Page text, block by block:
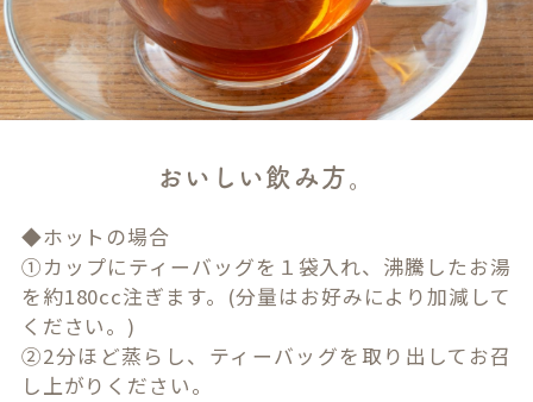
おいしい飲み方。
◆ホットの場合
①カップにティーバッグを１袋入れ、沸騰したお湯
を約180cc注ぎます。(分量はお好みにより加減して
ください。)
②2分ほど蒸らし、ティーバッグを取り出してお召
し上がりください。